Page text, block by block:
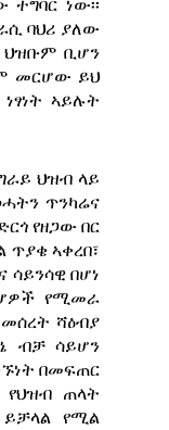
ነው፡፡
ባህሪ ያለው
ቢሆን
መርሆው ይህ
ኣይሉት
ህዝብ ላይ
ጥንካሬና
የዘጋው በር
ጥያቄ ኣቀረበ፣
ሳይንሳዊ በሆነ
የሚመራ
ሻዕብያ
ብቻ ሳይሆን
በመፍጠር
የህዝብ ጠላት
የሚል